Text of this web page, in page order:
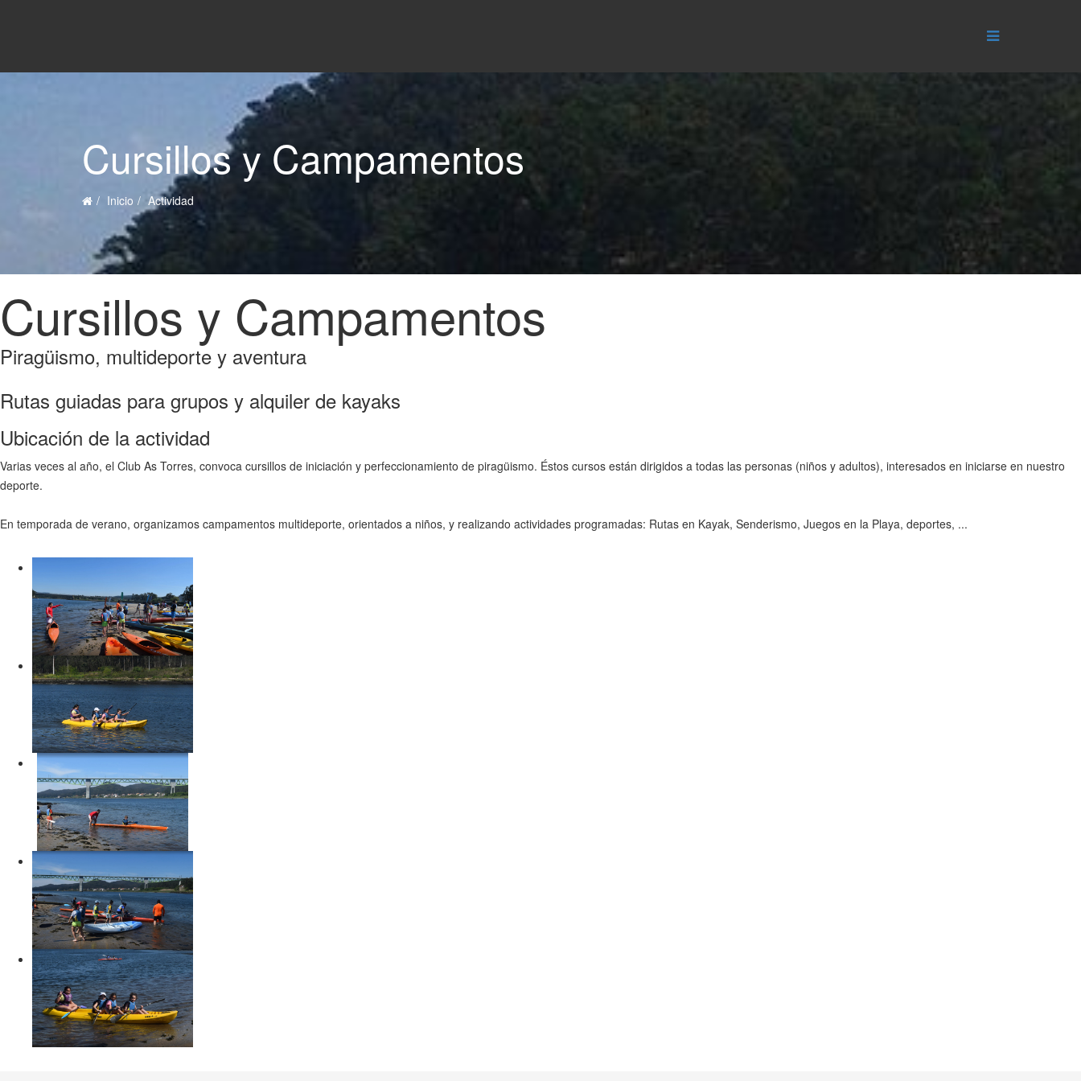
Cursillos y Campamentos
Inicio Actividad
Cursillos y Campamentos
Piragüismo, multideporte y aventura
Rutas guiadas para grupos y alquiler de kayaks
Ubicación de la actividad
Varias veces al año, el Club As Torres, convoca cursillos de iniciación y perfeccionamiento de piragüismo. Éstos cursos están dirigidos a todas las personas (niños y adultos), interesados en iniciarse en nuestro
deporte.
En temporada de verano, organizamos campamentos multideporte, orientados a niños, y realizando actividades programadas: Rutas en Kayak, Senderismo, Juegos en la Playa, deportes, ...